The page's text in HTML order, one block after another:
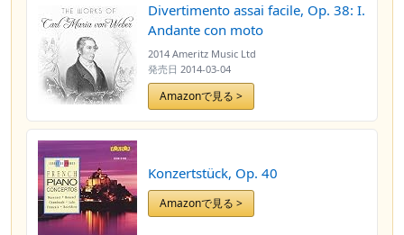
Divertimento assai facile, Op. 38: I.
Andante con moto
2014 Ameritz Music Ltd
発売日 2014-03-04
Amazonで見る >
Konzertstück, Op. 40
Amazonで見る >